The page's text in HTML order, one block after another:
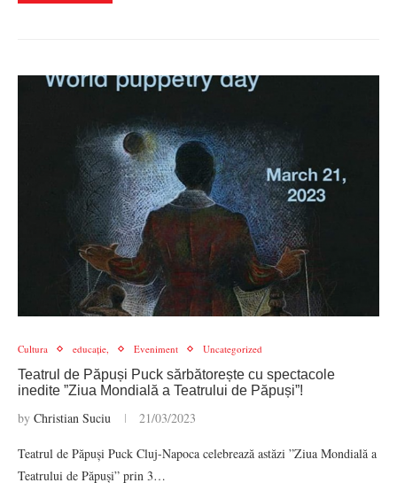
Cultura educație, Eveniment Uncategorized
Teatrul de Păpuși Puck sărbătorește cu spectacole
inedite ”Ziua Mondială a Teatrului de Păpuși”!
by Christian Suciu 21/03/2023
Teatrul de Păpuși Puck Cluj-Napoca celebrează astăzi ”Ziua Mondială a
Teatrului de Păpuși” prin 3…